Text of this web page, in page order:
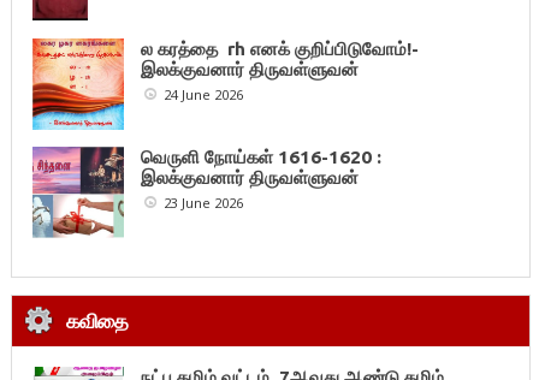
ல கரத்தை rh எனக் குறிப்பிடுவோம்!-
இலக்குவனார் திருவள்ளுவன்
24 June 2026
வெருளி நோய்கள் 1616-1620 :
இலக்குவனார் திருவள்ளுவன்
23 June 2026
கவிதை